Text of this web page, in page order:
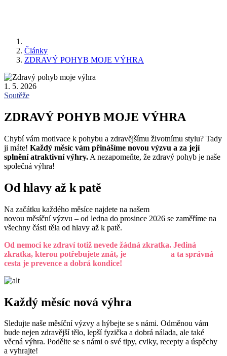
Články
ZDRAVÝ POHYB MOJE VÝHRA
1. 5. 2026
Soutěže
ZDRAVÝ POHYB MOJE VÝHRA
Chybí vám motivace k pohybu a zdravějšímu životnímu stylu? Tady
ji máte! Každý měsíc vám přinášíme novou výzvu a za její
splnění atraktivní výhry. A nezapomeňte, že zdravý pohyb je naše
společná výhra!
Od hlavy až k patě
Na začátku každého měsíce najdete na našem
novou měsíční výzvu – od ledna do prosince 2026 se zaměříme na
všechny části těla od hlavy až k patě.
Od nemoci ke zdraví totiž nevede žádná zkratka. Jediná
zkratka, kterou potřebujete znát, je
a ta správná
cesta je prevence a dobrá kondice!
Každý měsíc nová výhra
Sledujte naše měsíční výzvy a hýbejte se s námi. Odměnou vám
bude nejen zdravější tělo, lepší fyzička a dobrá nálada, ale také
věcná výhra. Podělte se s námi o své tipy, cviky, recepty a úspěchy
a vyhrajte!